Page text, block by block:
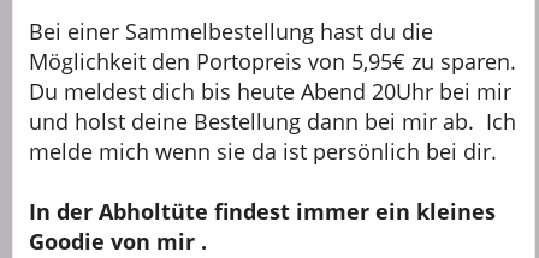
Bei einer Sammelbestellung hast du die
Möglichkeit den Portopreis von 5,95€ zu sparen.
Du meldest dich bis heute Abend 20Uhr bei mir
und holst deine Bestellung dann bei mir ab. Ich
melde mich wenn sie da ist persönlich bei dir.
In der Abholtüte findest immer ein kleines
Goodie von mir .